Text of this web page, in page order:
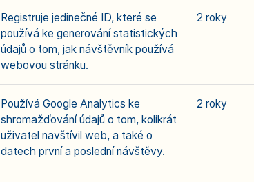
Registruje jedinečné ID, které se
používá ke generování statistických
údajů o tom, jak návštěvník používá
webovou stránku.
2 roky
Používá Google Analytics ke
shromažďování údajů o tom, kolikrát
uživatel navštívil web, a také o
datech první a poslední návštěvy.
2 roky